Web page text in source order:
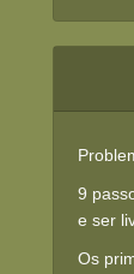
9
e ser
Os